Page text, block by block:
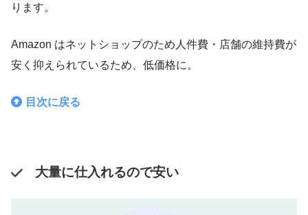
ります。
Amazon はネットショップのため人件費・店舗の維持費が
安く抑えられているため、低価格に。
目次に戻る
大量に仕入れるので安い